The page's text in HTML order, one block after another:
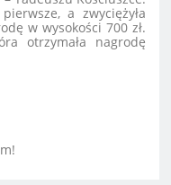
a zwyciężyła
w wysokości 700 zł.
otrzymała nagrodę